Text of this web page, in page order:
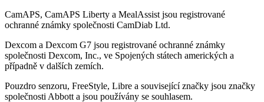
CamAPS, CamAPS Liberty a MealAssist jsou registrované
ochranné známky společnosti CamDiab Ltd.
Dexcom a Dexcom G7 jsou registrované ochranné známky
společnosti Dexcom, Inc., ve Spojených státech amerických a
případně v dalších zemích.
Pouzdro senzoru, FreeStyle, Libre a související značky jsou značky
společnosti Abbott a jsou používány se souhlasem.